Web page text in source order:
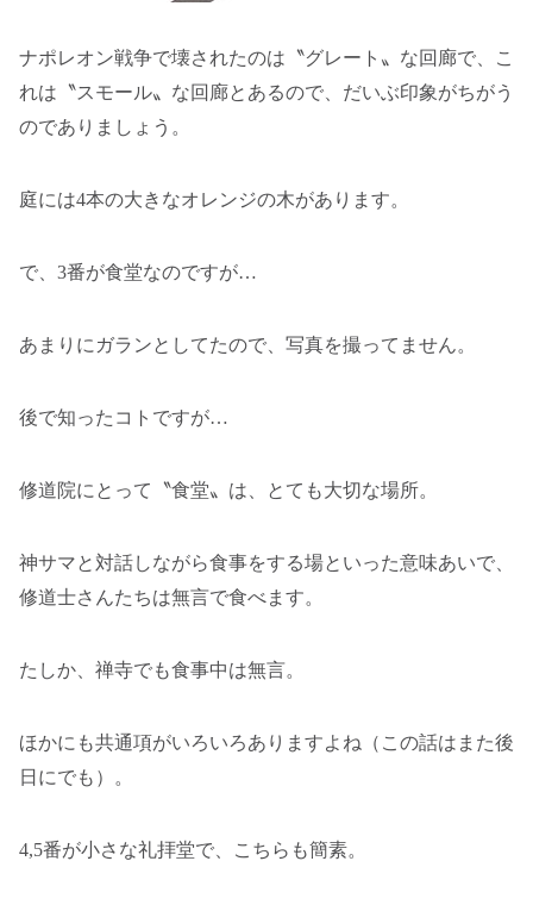
ナポレオン戦争で壊されたのは〝グレート〟な回廊で、こ
れは〝スモール〟な回廊とあるので、だいぶ印象がちがう
のでありましょう。
庭には4本の大きなオレンジの木があります。
で、3番が食堂なのですが…
あまりにガランとしてたので、写真を撮ってません。
後で知ったコトですが…
修道院にとって〝食堂〟は、とても大切な場所。
神サマと対話しながら食事をする場といった意味あいで、
修道士さんたちは無言で食べます。
たしか、禅寺でも食事中は無言。
ほかにも共通項がいろいろありますよね（この話はまた後
日にでも）。
4,5番が小さな礼拝堂で、こちらも簡素。